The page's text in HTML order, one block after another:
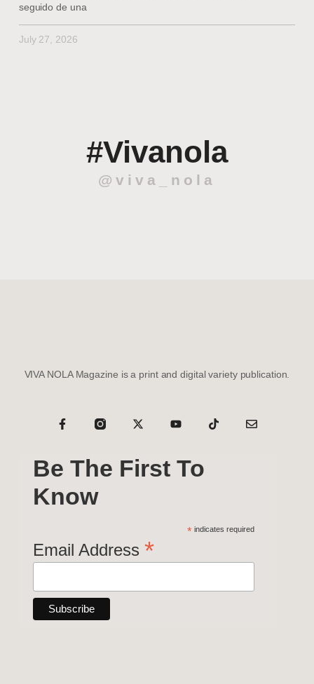
seguido de una
July 27, 2026
#Vivanola
@viva_nola
VIVA NOLA Magazine is a print and digital variety publication.
Be The First To
Know
* indicates required
Email Address *